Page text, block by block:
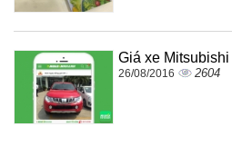
Giá xe Mitsubishi
26/08/2016 2604